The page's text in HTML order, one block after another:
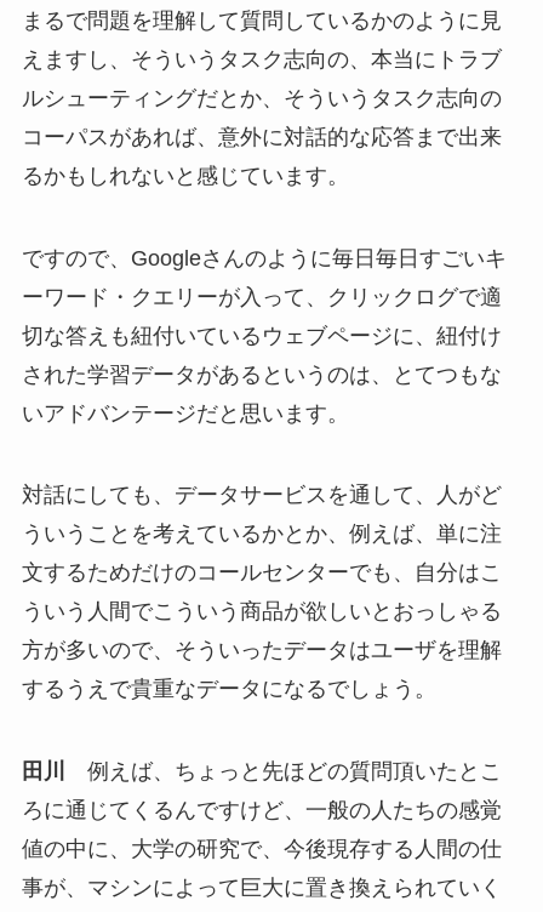
まるで問題を理解して質問しているかのように見
えますし、そういうタスク志向の、本当にトラブ
ルシューティングだとか、そういうタスク志向の
コーパスがあれば、意外に対話的な応答まで出来
るかもしれないと感じています。
ですので、Googleさんのように毎日毎日すごいキ
ーワード・クエリーが入って、クリックログで適
切な答えも紐付いているウェブページに、紐付け
された学習データがあるというのは、とてつもな
いアドバンテージだと思います。
対話にしても、データサービスを通して、人がど
ういうことを考えているかとか、例えば、単に注
文するためだけのコールセンターでも、自分はこ
ういう人間でこういう商品が欲しいとおっしゃる
方が多いので、そういったデータはユーザを理解
するうえで貴重なデータになるでしょう。
田川
例えば、ちょっと先ほどの質問頂いたとこ
ろに通じてくるんですけど、一般の人たちの感覚
値の中に、大学の研究で、今後現存する人間の仕
事が、マシンによって巨大に置き換えられていく